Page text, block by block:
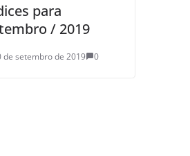
para
/ 2019
de setembro de 2019 0